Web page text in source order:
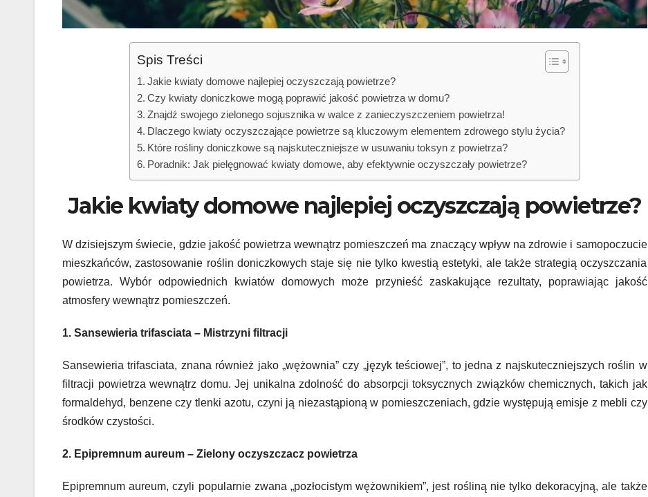
Spis Treści
Jakie kwiaty domowe najlepiej oczyszczają powietrze?
Czy kwiaty doniczkowe mogą poprawić jakość powietrza w domu?
Znajdź swojego zielonego sojusznika w walce z zanieczyszczeniem powietrza!
Dlaczego kwiaty oczyszczające powietrze są kluczowym elementem zdrowego stylu życia?
Które rośliny doniczkowe są najskuteczniejsze w usuwaniu toksyn z powietrza?
Poradnik: Jak pielęgnować kwiaty domowe, aby efektywnie oczyszczały powietrze?
Jakie kwiaty domowe najlepiej oczyszczają powietrze?
W dzisiejszym świecie, gdzie jakość powietrza wewnątrz pomieszczeń ma znaczący wpływ na zdrowie i samopoczucie
mieszkańców, zastosowanie roślin doniczkowych staje się nie tylko kwestią estetyki, ale także strategią oczyszczania
powietrza. Wybór odpowiednich kwiatów domowych może przynieść zaskakujące rezultaty, poprawiając jakość
atmosfery wewnątrz pomieszczeń.
1. Sansewieria trifasciata – Mistrzyni filtracji
Sansewieria trifasciata, znana również jako „wężownia” czy „język teściowej”, to jedna z najskuteczniejszych roślin w
filtracji powietrza wewnątrz domu. Jej unikalna zdolność do absorpcji toksycznych związków chemicznych, takich jak
formaldehyd, benzene czy tlenki azotu, czyni ją niezastąpioną w pomieszczeniach, gdzie występują emisje z mebli czy
środków czystości.
2. Epipremnum aureum – Zielony oczyszczacz powietrza
Epipremnum aureum, czyli popularnie zwana „pozłocistym wężownikiem”, jest rośliną nie tylko dekoracyjną, ale także